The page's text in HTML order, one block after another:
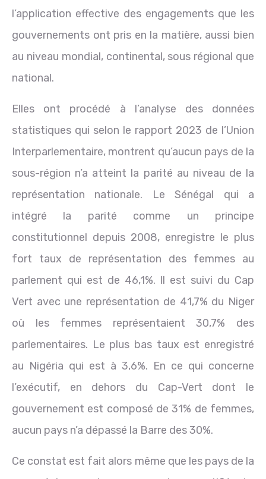
l’application effective des engagements que les
gouvernements ont pris en la matière, aussi bien
au niveau mondial, continental, sous régional que
national.
Elles ont procédé à l’analyse des données
statistiques qui selon le rapport 2023 de l’Union
Interparlementaire, montrent qu’aucun pays de la
sous-région n’a atteint la parité au niveau de la
représentation nationale. Le Sénégal qui a
intégré la parité comme un principe
constitutionnel depuis 2008, enregistre le plus
fort taux de représentation des femmes au
parlement qui est de 46,1%. Il est suivi du Cap
Vert avec une représentation de 41,7% du Niger
où les femmes représentaient 30,7% des
parlementaires. Le plus bas taux est enregistré
au Nigéria qui est à 3,6%. En ce qui concerne
l’exécutif, en dehors du Cap-Vert dont le
gouvernement est composé de 31% de femmes,
aucun pays n’a dépassé la Barre des 30%.
Ce constat est fait alors même que les pays de la